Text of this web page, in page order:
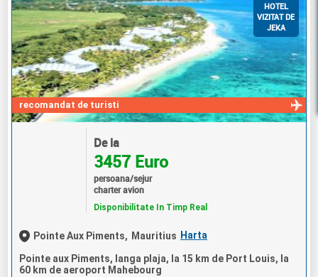
recomandat de turisti
HOTEL
VIZITAT DE
JEKA
De la
3457 Euro
persoana/sejur
charter avion
Disponibilitate In Timp Real
Pointe Aux Piments, Mauritius Harta
Pointe aux Piments, langa plaja, la 15 km de Port Louis, la
60 km de aeroport Mahebourg